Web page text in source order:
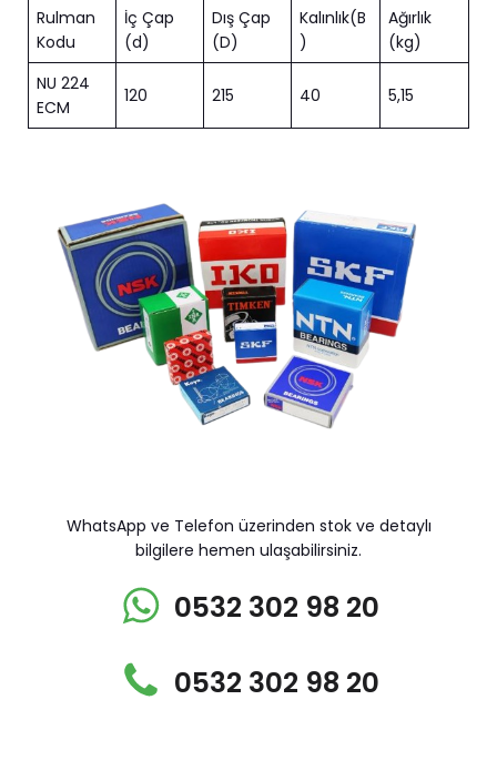
Rulman
Kodu
İç Çap
(d)
Dış Çap
(D)
Kalınlık(B
)
Ağırlık
(kg)
NU 224
ECM
120 215 40 5,15
WhatsApp ve Telefon üzerinden stok ve detaylı
bilgilere hemen ulaşabilirsiniz.
0532 302 98 20
0532 302 98 20